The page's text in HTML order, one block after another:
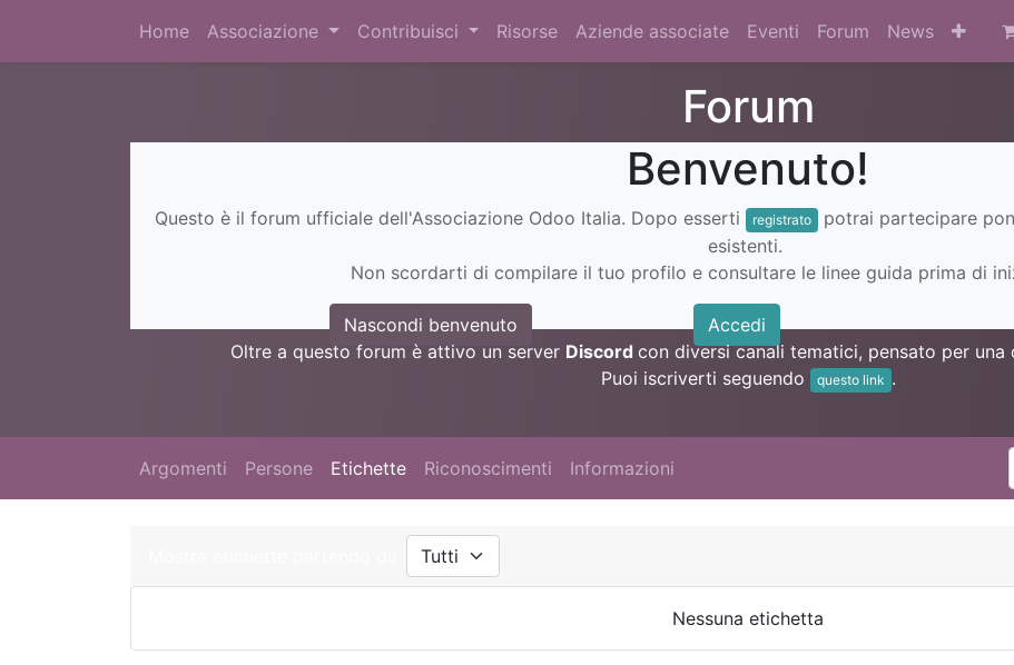
Home Associazione Contribuisci Risorse Aziende associate Eventi Forum News
Forum
Benvenuto!
Questo è il forum ufficiale dell'Associazione Odoo Italia. Dopo esserti registrato
potrai partecipare
esistenti.
Non scordarti di compilare il tuo profilo e consultare le linee guida prima di
Nascondi benvenuto Accedi
Oltre a questo forum è attivo un server Discord con diversi canali tematici, pensato per una
Puoi iscriverti seguendo
questo link .
Argomenti Persone Etichette Riconoscimenti Informazioni
Nessuna etichetta